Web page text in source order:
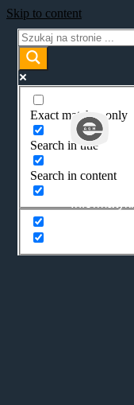
Skip to content
Exact matches only
Search in title
Search in content